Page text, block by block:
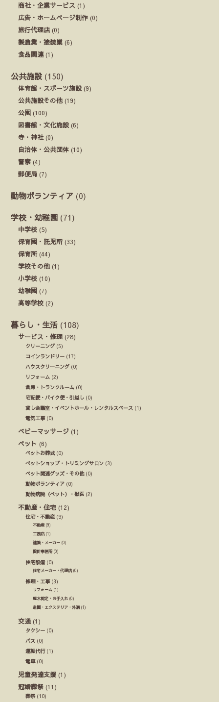
商社・企業サービス (1)
広告・ホームページ制作 (0)
旅行代理店 (0)
製造業・塗装業 (6)
食品関連 (1)
公共施設 (150)
体育館・スポーツ施設(9)
公共施設その他 (19)
公園 (100)
図書館・文化施設(6)
寺・神社(0)
自治体・公共団体 (10)
警察 (4)
郵便局 (7)
動物ボランティア (0)
学校・幼稚園 (71)
中学校 (5)
保育園・託児所(33)
保育所(44)
学校その他 (1)
小学校 (10)
幼稚園 (7)
高等学校 (2)
暮らし・生活 (108)
サービス・修理 (28)
クリーニング(5)
コインランドリー (17)
ハウスクリーニング(0)
リフォーム (2)
倉庫・トランクルーム (0)
宅配便・バイク便・引越し (0)
貸し会議室・イベントホール・レンタルスペース (1)
電気工事(0)
ベビーマッサージ (1)
ペット (6)
ペットお葬式(0)
ペットショップ・トリミングサロン (3)
ペット関連グッズ・その他(0)
動物ボランティア (0)
動物病院（ペット）・獣医 (2)
不動産・住宅 (12)
住宅・不動産 (9)
不動産 (9)
工務店 (1)
建築・メーカー (0)
設計事務所(0)
住宅設備(0)
住宅メーカー・代理店 (0)
修理・工事(3)
リフォーム (1)
庭木剪定・お手入れ (0)
造園・エクステリア・外溝(1)
交通 (1)
タクシー (0)
バス (0)
運転代行(1)
電車(0)
児童発達支援 (1)
冠婚葬祭 (11)
葬祭(10)